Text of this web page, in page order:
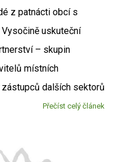
z patnácti obcí s
uskuteční
– skupin
místních
dalších sektorů
Přečíst celý článek